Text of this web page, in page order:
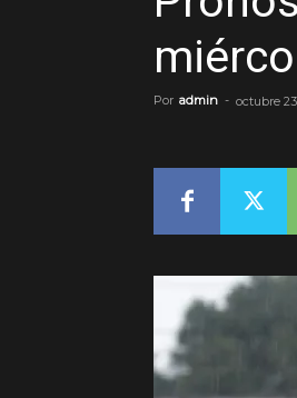
Por admin - octubre